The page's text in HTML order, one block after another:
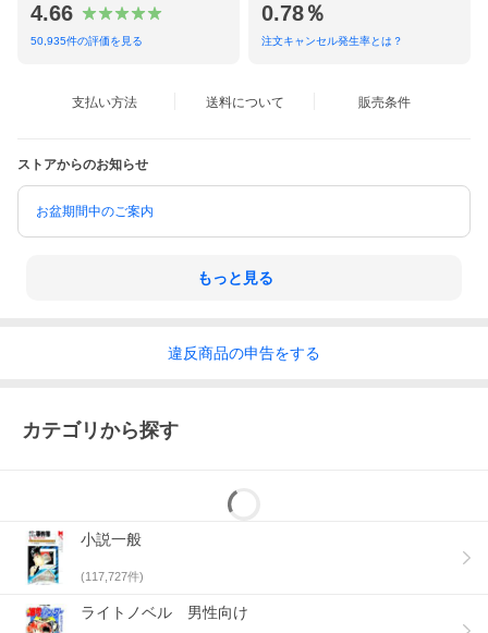
4.66
50,935件の評価を見る
0.78％
注文キャンセル発生率とは？
支払い方法 送料について 販売条件
ストアからのお知らせ
お盆期間中のご案内
もっと見る
違反商品の申告をする
カテゴリから探す
小説一般
(117,727件)
ライトノベル 男性向け